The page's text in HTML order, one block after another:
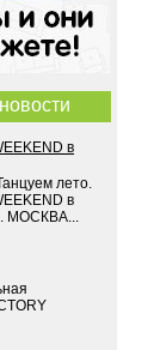
в
лето.
в
МОСКВА...